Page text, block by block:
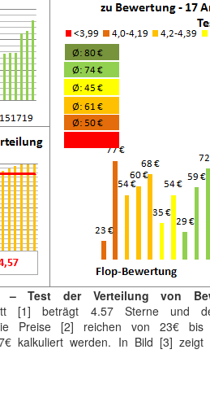
– Test der Verteilung von
[1] beträgt 4.57 Sterne
Preise [2] reichen von 23€
kalkuliert werden. In Bild [3]